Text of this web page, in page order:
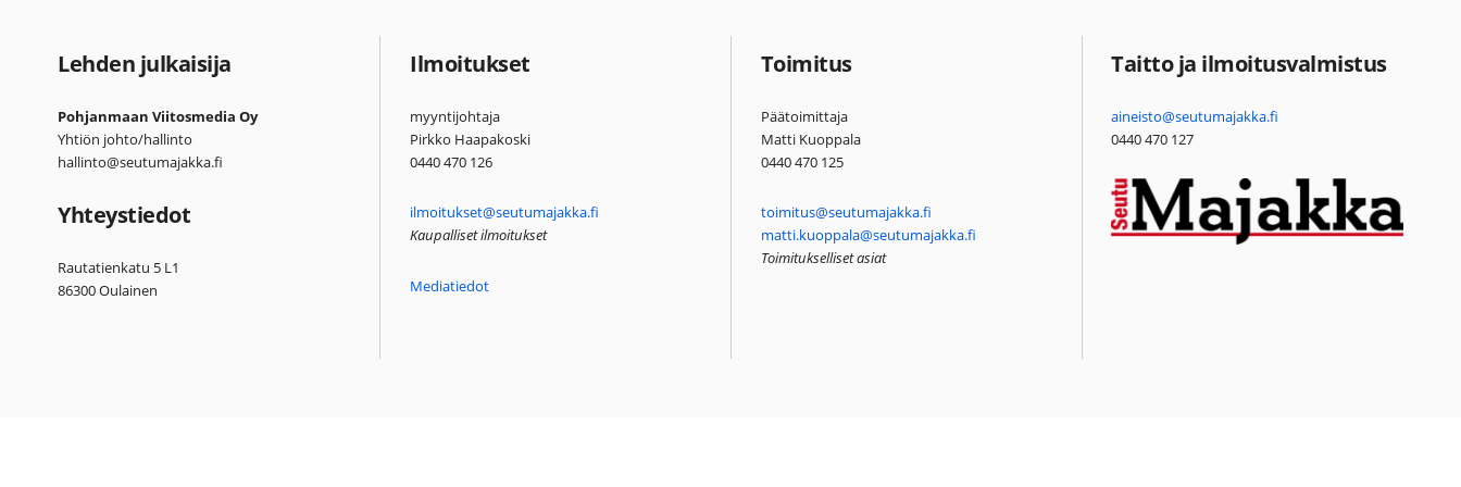
Lehden julkaisija
Pohjanmaan Viitosmedia Oy
Yhtiön johto/hallinto
hallinto@seutumajakka.fi
Yhteystiedot
Rautatienkatu 5 L1
86300 Oulainen
Ilmoitukset
myyntijohtaja
Pirkko Haapakoski
0440 470 126
ilmoitukset@seutumajakka.fi
Kaupalliset ilmoitukset
Mediatiedot
Toimitus
Päätoimittaja
Matti Kuoppala
0440 470 125
toimitus@seutumajakka.fi
matti.kuoppala@seutumajakka.fi
Toimitukselliset asiat
Taitto ja ilmoitusvalmistus
aineisto@seutumajakka.fi
0440 470 127